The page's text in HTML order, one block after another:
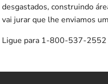
desgastados, construindo
vai jurar que lhe enviamos
Ligue para 1-800-537-2552